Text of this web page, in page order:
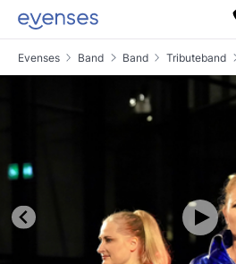
Evenses Band Band Tributeband